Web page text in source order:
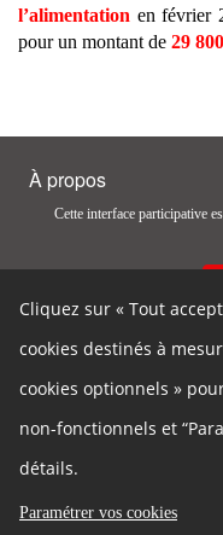
l’alimentation en février
pour un montant de 29
Cliquez sur « Tout
cookies destinés à
cookies optionnels »
non-fonctionnels et
détails.
Paramétrer vos cookies
À propos
Cette interface participative
Autres liens
Cookies
Politique de confidentialité
Données personnelles
Plan de site